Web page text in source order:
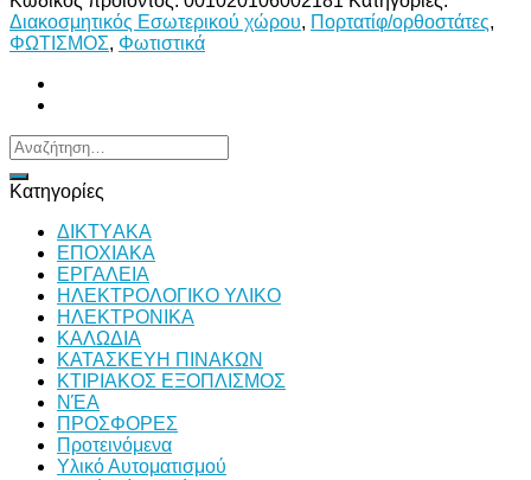
40W
ΓΚΡΙ
ποσότητα
Διακοσμητικός Εσωτερικού χώρου, Πορτατίφ/ορθοστάτες,
ΦΩΤΙΣΜΟΣ, Φωτιστικά
Αναζήτηση
για:
Κατηγορίες
ΔΙKTΥAKA
ΕΠΟΧΙΑΚΑ
ΕΡΓΑΛΕΙΑ
ΗΛΕΚΤΡΟΛΟΓΙΚΟ ΥΛΙΚΟ
ΗΛΕΚΤΡΟΝΙΚΑ
ΚΑΛΩΔΙΑ
ΚΑΤΑΣΚΕΥΗ ΠΙΝΑΚΩΝ
ΚΤΙΡΙΑΚΟΣ ΕΞΟΠΛΙΣΜΟΣ
ΝΈΑ
ΠΡΟΣΦΟΡΕΣ
Προτεινόμενα
Υλικό Αυτοματισμού